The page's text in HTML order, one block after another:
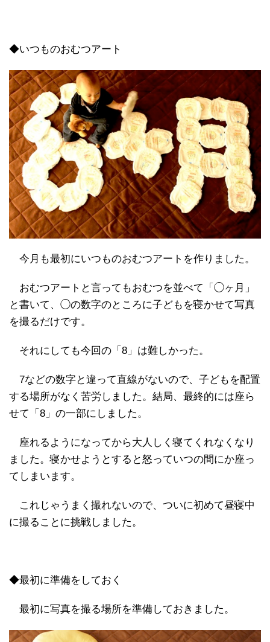
◆いつものおむつアート
今月も最初にいつものおむつアートを作りました。
おむつアートと言ってもおむつを並べて「◯ヶ月」
と書いて、◯の数字のところに子どもを寝かせて写真
を撮るだけです。
それにしても今回の「8」は難しかった。
7などの数字と違って直線がないので、子どもを配置
する場所がなく苦労しました。結局、最終的には座ら
せて「8」の一部にしました。
座れるようになってから大人しく寝てくれなくなり
ました。寝かせようとすると怒っていつの間にか座っ
てしまいます。
これじゃうまく撮れないので、ついに初めて昼寝中
に撮ることに挑戦しました。
◆最初に準備をしておく
最初に写真を撮る場所を準備しておきました。